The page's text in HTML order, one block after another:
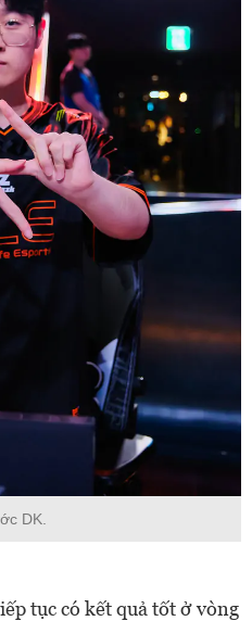
DK.
tục có kết quả tốt ở vòng